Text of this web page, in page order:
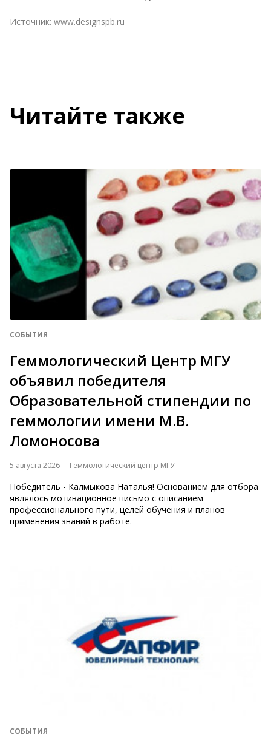
Источник: www.designspb.ru
Читайте также
СОБЫТИЯ
Геммологический Центр МГУ
объявил победителя
Образовательной стипендии по
геммологии имени М.В.
Ломоносова
5 августа 2026 Геммологический центр МГУ
Победитель - Калмыкова Наталья! Основанием для отбора
являлось мотивационное письмо с описанием
профессионального пути, целей обучения и планов
применения знаний в работе.
СОБЫТИЯ